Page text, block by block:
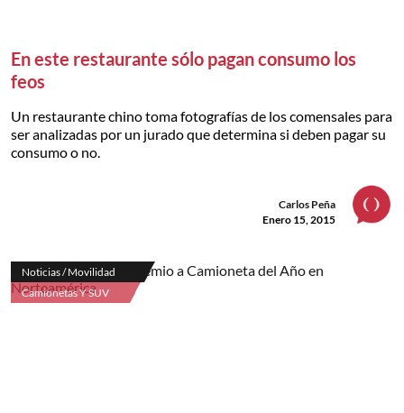
En este restaurante sólo pagan consumo los
feos
Un restaurante chino toma fotografías de los comensales para
ser analizadas por un jurado que determina si deben pagar su
consumo o no.
Carlos Peña
Enero 15, 2015
Noticias / Movilidad
Camionetas Y SUV